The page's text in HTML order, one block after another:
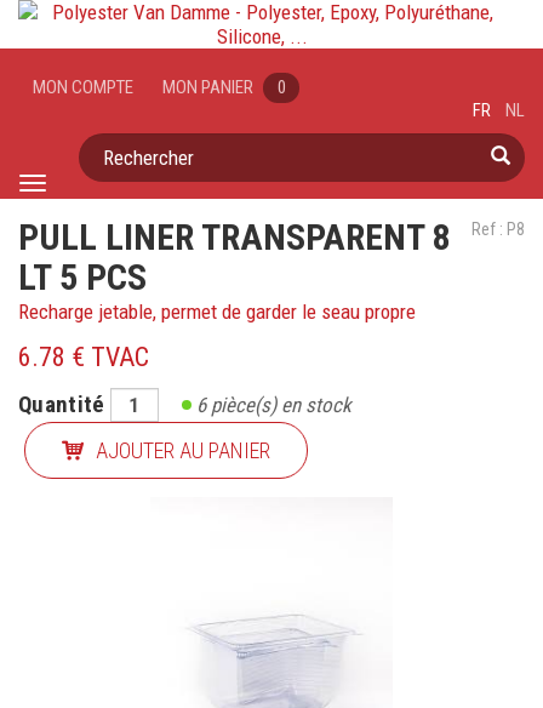
Toggle
MON COMPTE MON PANIER 0
Rechercher
FR NL
Ref : P8
PULL LINER TRANSPARENT 8
LT 5 PCS
Recharge jetable, permet de garder le seau propre
6.78 € TVAC
Quantité 6pièce(s) en stock
AJOUTER AU PANIER